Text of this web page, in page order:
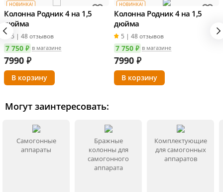
НОВИНКА!
Колонна Родник 4 на 1,5
дюйма
5 | 48 отзывов
7 750 ₽ в магазине
7990 ₽
НОВИНКА!
Колонна Родник 4 на 1,5
дюйма
5 | 48 отзывов
7 750 ₽ в магазине
7990 ₽
Могут заинтересовать:
Самогонные
аппараты
Бражные
колонны для
самогонного
аппарата
Комплектующие
для самогонных
аппаратов